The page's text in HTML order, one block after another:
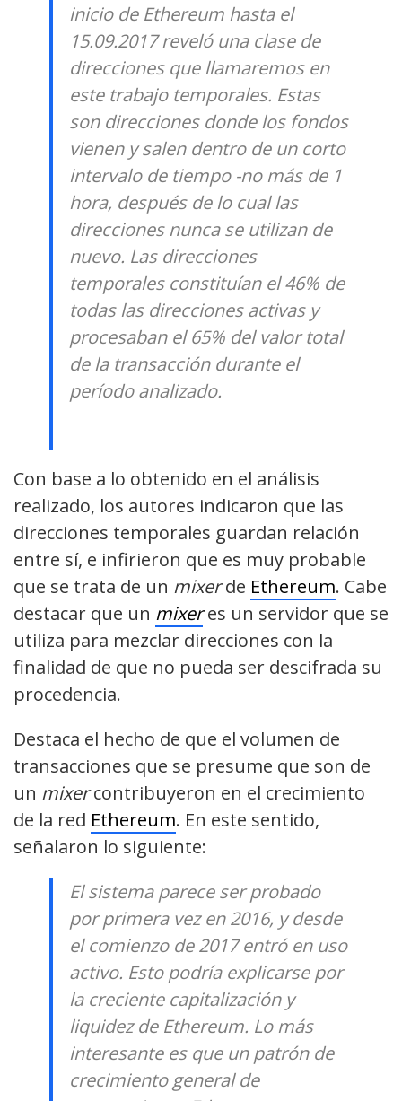
inicio de Ethereum hasta el
15.09.2017 reveló una clase de
direcciones que llamaremos en
este trabajo temporales. Estas
son direcciones donde los fondos
vienen y salen dentro de un corto
intervalo de tiempo -no más de 1
hora, después de lo cual las
direcciones nunca se utilizan de
nuevo. Las direcciones
temporales constituían el 46% de
todas las direcciones activas y
procesaban el 65% del valor total
de la transacción durante el
período analizado.
Con base a lo obtenido en el análisis
realizado, los autores indicaron que las
direcciones temporales guardan relación
entre sí, e infirieron que es muy probable
que se trata de un mixerde Ethereum. Cabe
destacar que un mixeres un servidor que se
utiliza para mezclar direcciones con la
finalidad de que no pueda ser descifrada su
procedencia.
Destaca el hecho de que el volumen de
transacciones que se presume que son de
un mixercontribuyeron en el crecimiento
de la red Ethereum. En este sentido,
señalaron lo siguiente:
El sistema parece ser probado
por primera vez en 2016, y desde
el comienzo de 2017 entró en uso
activo. Esto podría explicarse por
la creciente capitalización y
liquidez de Ethereum. Lo más
interesante es que un patrón de
crecimiento general de